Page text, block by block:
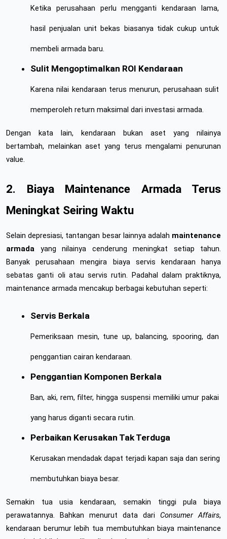
Ketika perusahaan perlu mengganti kendaraan lama,
hasil penjualan unit bekas biasanya tidak cukup untuk
membeli armada baru.
Sulit Mengoptimalkan ROI Kendaraan
Karena nilai kendaraan terus menurun, perusahaan sulit
memperoleh return maksimal dari investasi armada.
Dengan kata lain, kendaraan bukan aset yang nilainya
bertambah, melainkan aset yang terus mengalami penurunan
value.
2. Biaya Maintenance Armada Terus
Meningkat Seiring Waktu
Selain depresiasi, tantangan besar lainnya adalah maintenance
armada yang nilainya cenderung meningkat setiap tahun.
Banyak perusahaan mengira biaya servis kendaraan hanya
sebatas ganti oli atau servis rutin. Padahal dalam praktiknya,
maintenance armada mencakup berbagai kebutuhan seperti:
Servis Berkala
Pemeriksaan mesin, tune up, balancing, spooring, dan
penggantian cairan kendaraan.
Penggantian Komponen Berkala
Ban, aki, rem, filter, hingga suspensi memiliki umur pakai
yang harus diganti secara rutin.
Perbaikan Kerusakan Tak Terduga
Kerusakan mendadak dapat terjadi kapan saja dan sering
membutuhkan biaya besar.
Semakin tua usia kendaraan, semakin tinggi pula biaya
perawatannya. Bahkan menurut data dari Consumer Affairs,
kendaraan berumur lebih tua membutuhkan biaya maintenance